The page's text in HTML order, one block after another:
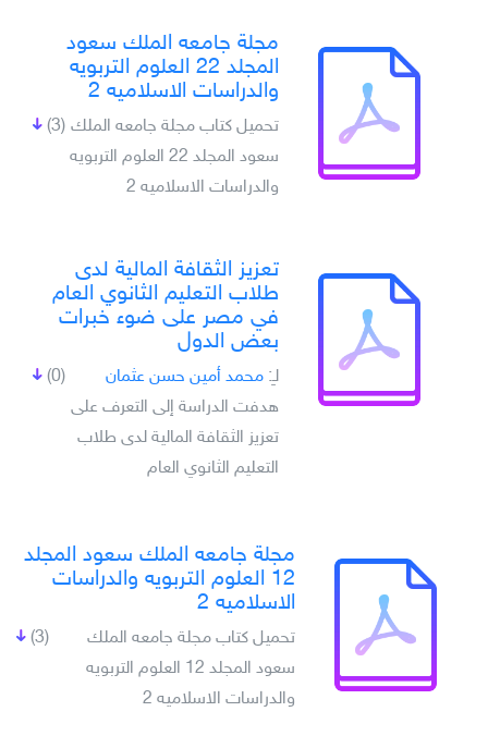
مجلة جامعه الملك سعود
المجلد 22 العلوم التربويه
والدراسات الاسلاميه 2
(3) تحميل كتاب مجلة جامعه الملك
سعود المجلد 22 العلوم التربويه
والدراسات الاسلاميه 2
تعزيز الثقافة المالية لدى
طلاب التعليم الثانوي العام
في مصر على ضوء خبرات
بعض الدول
(0) لـِ: محمد أمين حسن عثمان
هدفت الدراسة إلى التعرف على
تعزيز الثقافة المالية لدى طلاب
التعليم الثانوي العام
مجلة جامعه الملك سعود المجلد
12 العلوم التربويه والدراسات
الاسلاميه 2
(3)
تحميل كتاب مجلة جامعه الملك
سعود المجلد 12 العلوم التربويه
والدراسات الاسلاميه 2